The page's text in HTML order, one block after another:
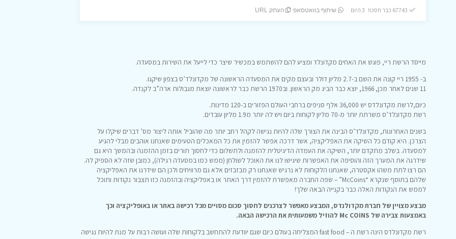
שיתוף בוואטסאפ העתק URL
מייסד הרשת ריי, פוגש את האחים מקדונלד ומציע להם להשתמש במכשיר שיצר כדי לייעל את השירות במסעדה.
ב- 1955 ריי קונה את השם ב-2.7 מליון דולר ובעצם מקים את המסעדה הראשונה של מקדונלד’ס בצפון שיקגו.
11 שנים לאחר מכן, 1966, יוצא כבר הביג מק הראשון. וב1970 הרשת כבר לראשונה יוצאת מגבולות ארה”ב לקנדה.
כיום,לרשת מקדונלדס יש 36,000 אלף סניפים ברחבי העולם הפזורים ב-120 מדינות.
רשת מקדונלד’ס משרתת יותר מ-70 מליון לקוחות ביום ויש לה יותר מ1.9 מליון עובדים.
בשנים האחרונות, מקדונלד’ס הבינה את הצורך שלה להיות נגישה לקהל רחב יותר מה שהוביל אותה ליצור מס’ דברים שיקלו על
הצרכן. היא קודם כל השיקה את האפליקציה, אשר דרכה אפשר להזמין את כל המאכלים הטעימים שאנחנו אוהבים מבלי להגיע
למסעדה. בשלב מתקדם יותר, השיקה את העמדה הדיגיטלית להזמנה ולתשלום כדי לחסוך תורים בזמן ההזמנה ובהמשך היא גם
שידרגה את המערך הזה והוסיפה את האפשרות שיגישו לנו את האוכל לשולחן (ממש כמו במסעדה רגילה), כמובן שזה לא הספיק לה.
הם רצו לתת משהו אקסטרה, שאנחנו הלקוחות לא נרגיש שאנחנו רק מבזבזים אלא גם מרוויחים ולכן הם שידרגו את האפליקציה
שלהם בתוסף שנקרא “McCoins” – שפה החברה מאפשרת להזמין דרך האתר או באפליקציה ובהזמנה כזו תצבור נקודות ותוכל
לממש את הנקודות האלה כבר בקנייה הבאה שלך!
מבצע מצויין של חברת מקדולנדס, המבצע מאפשר לצרכנים לחסוך סכום מסויים מכל רכישה באתר או באופליקציה וכך
באמצעות צבירה של Mc COINS להוזיל משמעותית את הרכישה הבאה.
רשת מקדונלדס הינה רשת ה – fast food המצליחה בעולם כיום שגם יוודעת להתחשב בלקוחות שלה ועושה רבות על מנת להיות נגישה